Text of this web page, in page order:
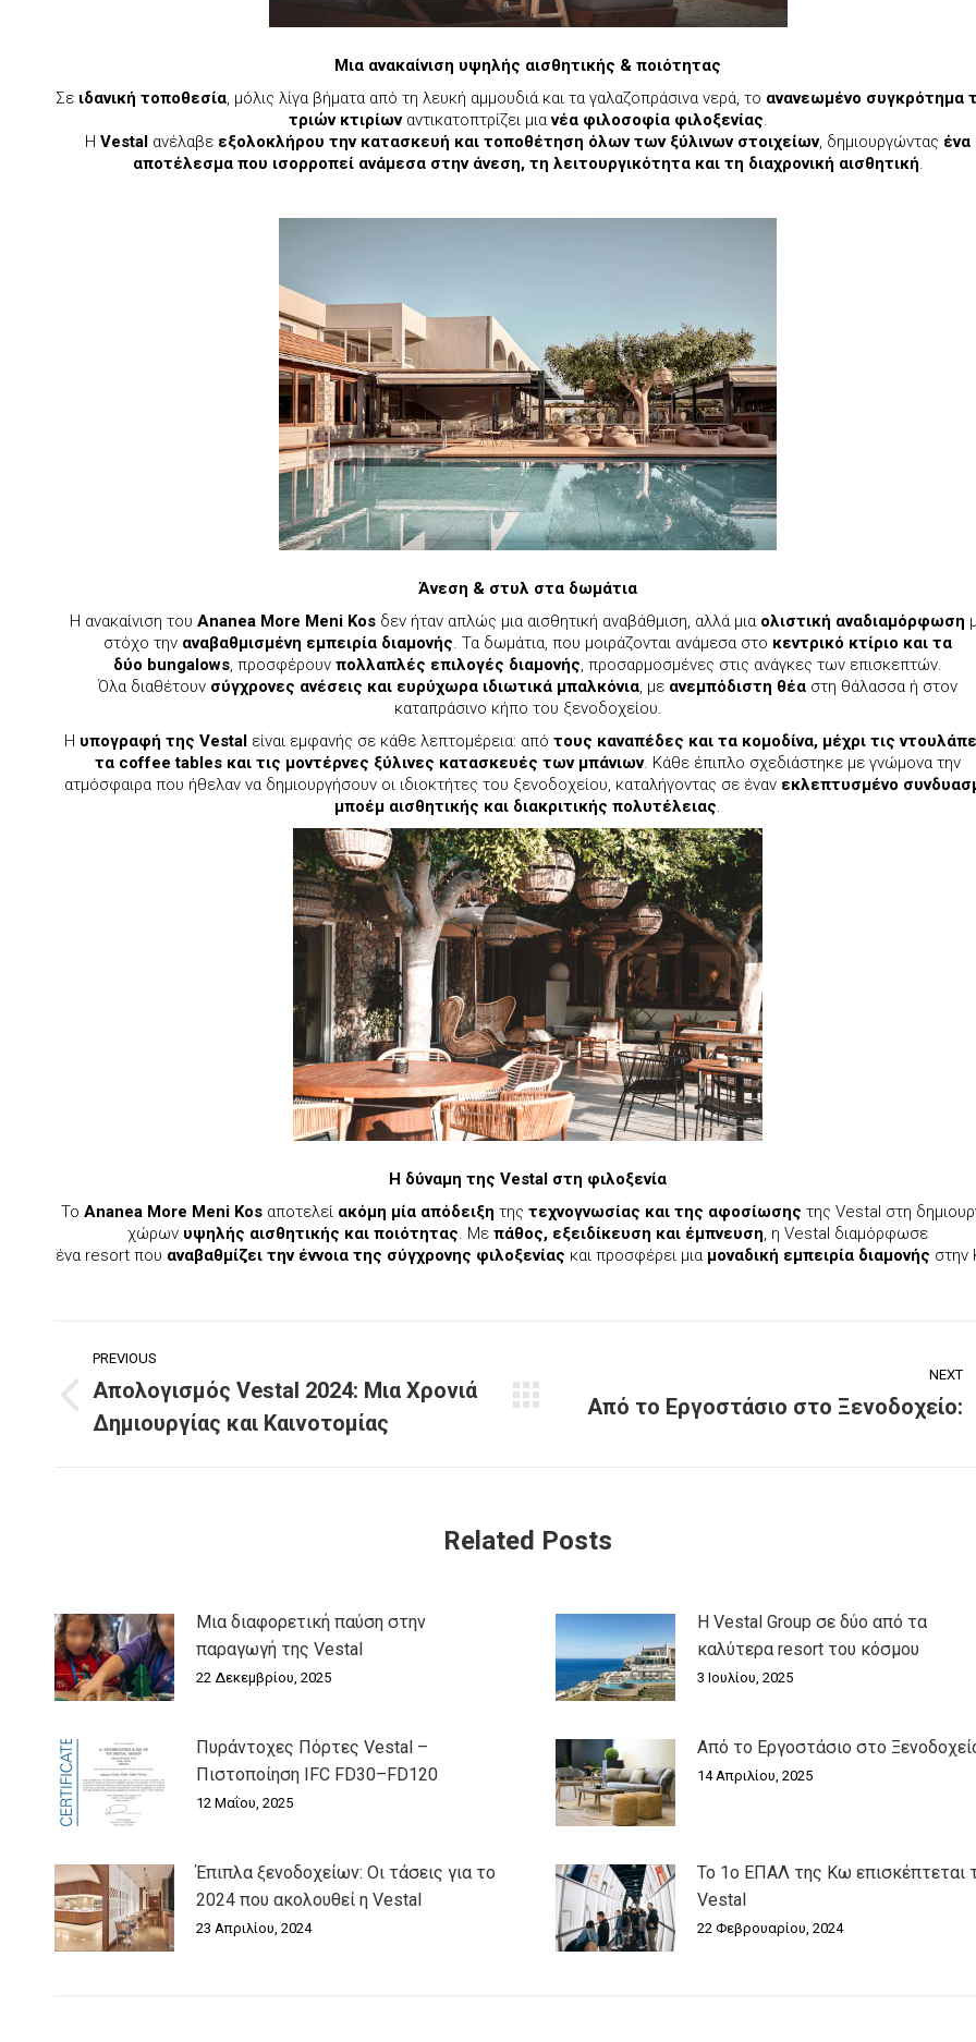
Μια ανακαίνιση υψηλής αισθητικής & ποιότητας
Σε ιδανική τοποθεσία, μόλις λίγα βήματα από τη λευκή αμμουδιά και τα γαλαζοπράσινα νερά, το ανανεωμένο συγκρότημα
τριών κτιρίωναντικατοπτρίζει μιανέα φιλοσοφία φιλοξενίας.
Η Vestal ανέλαβε εξολοκλήρου την κατασκευή και τοποθέτηση όλων των ξύλινων στοιχείων, δημιουργώντας ένα
αποτέλεσμα που ισορροπεί ανάμεσα στην άνεση, τη λειτουργικότητα και τη διαχρονική αισθητική.
Άνεση & στυλ στα δωμάτια
Η ανακαίνιση του Ananea More Meni Kosδεν ήταν απλώς μια αισθητική αναβάθμιση, αλλά μια ολιστική αναδιαμόρφωση
στόχο την αναβαθμισμένη εμπειρία διαμονής. Τα δωμάτια, που μοιράζονται ανάμεσα στο κεντρικό κτίριο και τα
δύο bungalows, προσφέρουν πολλαπλές επιλογές διαμονής, προσαρμοσμένες στις ανάγκες των επισκεπτών.
Όλα διαθέτουν σύγχρονες ανέσεις και ευρύχωρα ιδιωτικά μπαλκόνια, με ανεμπόδιστη θέα στη θάλασσα ή στον
καταπράσινο κήπο του ξενοδοχείου.
Η υπογραφή της Vestal είναι εμφανής σε κάθε λεπτομέρεια: από τους καναπέδες και τα κομοδίνα, μέχρι τις
τα coffeetables και τις μοντέρνες ξύλινες κατασκευές των μπάνιων. Κάθε έπιπλο σχεδιάστηκε με γνώμονα την
ατμόσφαιρα που ήθελαν να δημιουργήσουν οι ιδιοκτήτες του ξενοδοχείου, καταλήγοντας σε έναν εκλεπτυσμένο
μποέμ αισθητικής και διακριτικής πολυτέλειας.
Η δύναμη της Vestal στη φιλοξενία
Το Ananea More Meni Kosαποτελεί ακόμη μία απόδειξη της τεχνογνωσίας και της αφοσίωσης της Vestal στη
χώρων υψηλής αισθητικής και ποιότητας. Με πάθος, εξειδίκευση και έμπνευση, η Vestal διαμόρφωσε
ένα resort που αναβαθμίζει την έννοια της σύγχρονης φιλοξενίας και προσφέρει μια μοναδική εμπειρία διαμονής στην
Post
navigation
PREVIOUS
post:
Απολογισμός Vestal 2024: Μια Χρονιά
Δημιουργίας και Καινοτομίας
Back
NEXT
Next
Από το Εργοστάσιο στο Ξενοδοχείο:
Related Posts
Μια διαφορετική παύση στην
παραγωγή της Vestal
22 Δεκεμβρίου, 2025
Η Vestal Group σε δύο από τα
καλύτερα resort του κόσμου
3 Ιουλίου, 2025
Πυράντοχες Πόρτες Vestal –
Πιστοποίηση IFC FD30–FD120
12 Μαΐου, 2025
Από το Εργοστάσιο στο
14 Απριλίου, 2025
Έπιπλα ξενοδοχείων: Οι τάσεις για το
2024 που ακολουθεί η Vestal
23 Απριλίου, 2024
Το 1ο ΕΠΑΛ της Κω επισκέπτεται
Vestal
22 Φεβρουαρίου, 2024